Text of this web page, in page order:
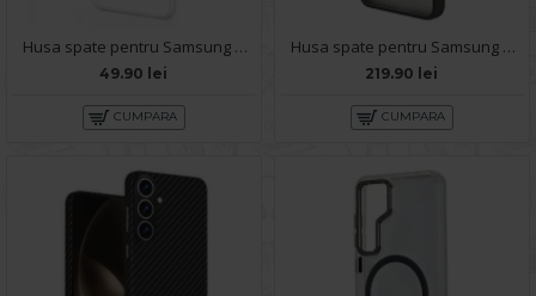
Husa spate pentru Samsung Galaxy S25 - Clear Case
49.90 lei
CUMPARA
Husa spate pentru Samsung Galaxy S25 Berlia Matte Magsafe - Semitransparent/Gri
219.90 lei
CUMPARA